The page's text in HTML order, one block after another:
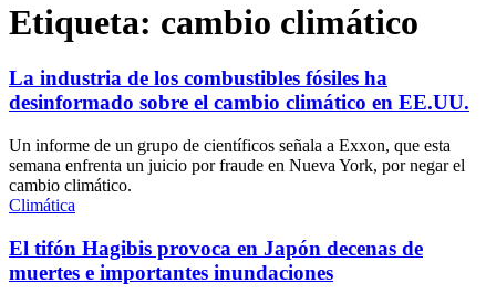
Etiqueta: cambio climático
La industria de los combustibles fósiles ha
desinformado sobre el cambio climático en EE.UU.
Un informe de un grupo de científicos señala a Exxon, que esta
semana enfrenta un juicio por fraude en Nueva York, por negar el
cambio climático.
Climática
El tifón Hagibis provoca en Japón decenas de
muertes e importantes inundaciones